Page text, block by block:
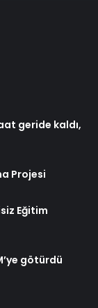
geride kaldı,
Projesi
Eğitim
götürdü